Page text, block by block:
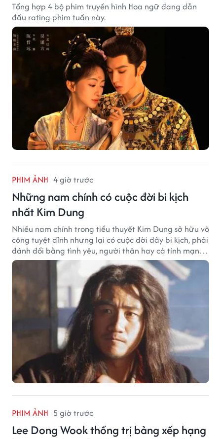
Tổng hợp 4 bộ phim truyền hình Hoa ngữ đang dẫn
đầu rating phim tuần này.
PHIM ẢNH 4 giờ trước
Những nam chính có cuộc đời bi kịch
nhất Kim Dung
Nhiều nam chính trong tiểu thuyết Kim Dung sở hữu võ
công tuyệt đỉnh nhưng lại có cuộc đời đầy bi kịch, phải
đánh đổi bằng tình yêu, người thân hay cả tính mạng,
khiến độc giả không khỏi tiếc nuối.
PHIM ẢNH 5 giờ trước
Lee Dong Wook thống trị bảng xếp hạng